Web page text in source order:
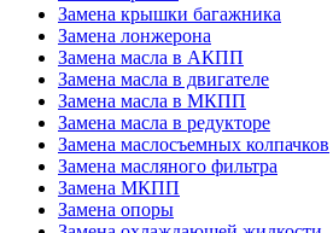
Замена крышки багажника
Замена лонжерона
Замена масла в АКПП
Замена масла в двигателе
Замена масла в МКПП
Замена масла в редукторе
Замена маслосъемных колпачков
Замена масляного фильтра
Замена МКПП
Замена опоры